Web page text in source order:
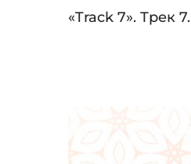
Audio
«Track 7». Трек 7.